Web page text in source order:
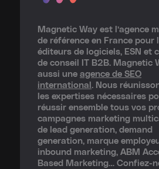
Magnetic Way est l’agence
de référence en France pour
éditeurs de logiciels, ESN et
de conseil IT B2B. Magnetic
aussi une agence de SEO
international . Nous
les expertises nécessaires
réussir ensemble tous vos
campagnes marketing
de lead generation, demand
generation, marque
inbound marketing, ABM
Based Marketing… Confiez-